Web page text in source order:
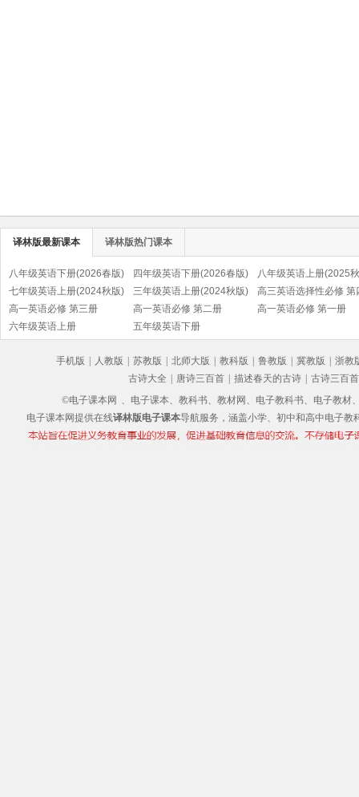
译林版最新课本 译林版热门课本
八年级英语下册(2026春版) 四年级英语下册(2026春版)
八年级英语上册(2025
七年级英语上册(2024秋版)
三年级英语上册(2024秋版)
高三英语选择性必修 第
高一英语必修 第三册
高一英语必修 第二册
高一英语必修 第一册
六年级英语上册
五年级英语下册
手机版 人教版 苏教版 北师大版 教科版 鲁教版 冀教版
浙教
古诗大全
唐诗三百首 描述春天的古诗
古诗三百首
©电子课本网 、电子课本、教科书、教材网、电子教科书、电子教材
电子课本网提供在线译林版电子课本导航服务，涵盖小学、初中和高中电子